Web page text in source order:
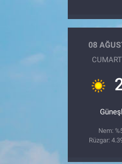
08
Nem:
Rüzgar: